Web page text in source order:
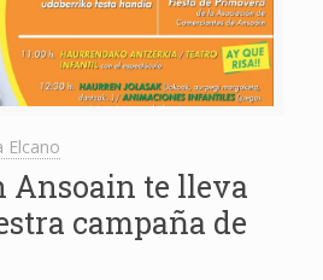
Elcano
Ansoain te lleva
campaña de